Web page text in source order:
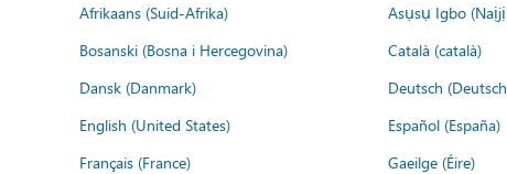
Afrikaans (Suid-Afrika) Asụsụ Igbo
Bosanski (Bosna i Hercegovina)
Català (català)
Dansk (Danmark)
Deutsch
English (United States)
Español (España)
Français (France)
Gaeilge (Éire)